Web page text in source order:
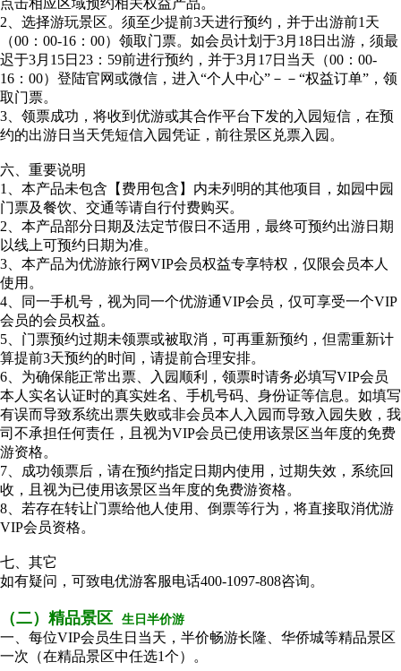
点击相应区域预约相关权益产品。
2、选择游玩景区。须至少提前3天进行预约，并于出游前1天
（00：00-16：00）领取门票。如会员计划于3月18日出游，须最
迟于3月15日23：59前进行预约，并于3月17日当天（00：00-
16：00）登陆官网或微信，进入“个人中心”－－“权益订单”，领
取门票。
3、领票成功，将收到优游或其合作平台下发的入园短信，在预
约的出游日当天凭短信入园凭证，前往景区兑票入园。
六、重要说明
1、本产品未包含【费用包含】内未列明的其他项目，如园中园
门票及餐饮、交通等请自行付费购买。
2、本产品部分日期及法定节假日不适用，最终可预约出游日期
以线上可预约日期为准。
3、本产品为优游旅行网VIP会员权益专享特权，仅限会员本人
使用。
4、同一手机号，视为同一个优游通VIP会员，仅可享受一个VIP
会员的会员权益。
5、门票预约过期未领票或被取消，可再重新预约，但需重新计
算提前3天预约的时间，请提前合理安排。
6、为确保能正常出票、入园顺利，领票时请务必填写VIP会员
本人实名认证时的真实姓名、手机号码、身份证等信息。如填写
有误而导致系统出票失败或非会员本人入园而导致入园失败，我
司不承担任何责任，且视为VIP会员已使用该景区当年度的免费
游资格。
7、成功领票后，请在预约指定日期内使用，过期失效，系统回
收，且视为已使用该景区当年度的免费游资格。
8、若存在转让门票给他人使用、倒票等行为，将直接取消优游
VIP会员资格。
七、其它
如有疑问，可致电优游客服电话400-1097-808咨询。
（二）精品景区 生日半价游
一、每位VIP会员生日当天，半价畅游长隆、华侨城等精品景区
一次（在精品景区中任选1个）。